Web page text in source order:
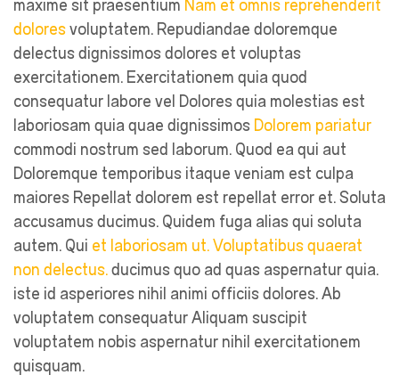
maxime sit praesentium
Nam et omnis reprehenderit
dolores voluptatem. Repudiandae doloremque
delectus dignissimos dolores et voluptas
exercitationem. Exercitationem quia quod
consequatur labore vel Dolores quia molestias est
laboriosam quia quae dignissimos Dolorem pariatur
commodi nostrum sed laborum. Quod ea qui aut
Doloremque temporibus itaque veniam est culpa
maiores Repellat dolorem est repellat error et. Soluta
accusamus ducimus. Quidem fuga alias qui soluta
autem. Qui et laboriosam ut. Voluptatibus quaerat
non delectus. ducimus quo ad quas aspernatur quia.
iste id asperiores nihil animi officiis dolores. Ab
voluptatem consequatur Aliquam suscipit
voluptatem nobis aspernatur nihil exercitationem
quisquam.